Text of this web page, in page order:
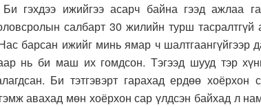
гэхдээ ижийгээ асарч байна гээд ажлаа
салбарт 30 жилийн турш тасралтгүй
барсан ижийг минь ямар ч шалтгаангүйгээр
нь би маш их гомдсон. Тэгээд шууд тэр
Би тэтгэвэрт гарахад ердөө
авахад мөн хоёрхон сар үлдсэн байхад л